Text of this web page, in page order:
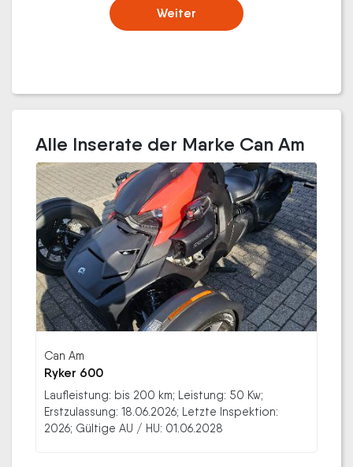
Weiter
Alle Inserate der Marke Can Am
Can Am
Ryker 600
Laufleistung: bis 200 km; Leistung: 50 Kw;
Erstzulassung: 18.06.2026; Letzte Inspektion:
2026; Gültige AU / HU: 01.06.2028